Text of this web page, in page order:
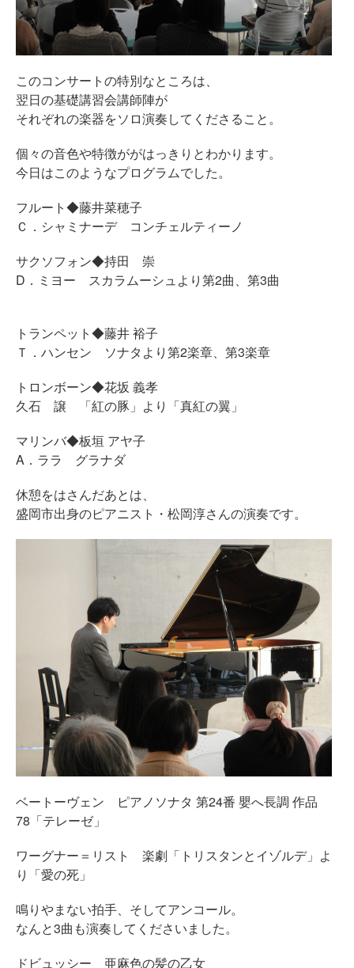
このコンサートの特別なところは、
翌日の基礎講習会講師陣が
それぞれの楽器をソロ演奏してくださること。
個々の音色や特徴ががはっきりとわかります。
今日はこのようなプログラムでした。
フルート◆藤井菜穂子
Ｃ．シャミナーデ コンチェルティーノ
サクソフォン◆持田 崇
D．ミヨー スカラムーシュより第2曲、第3曲
トランペット◆藤井 裕子
Ｔ．ハンセン ソナタより第2楽章、第3楽章
トロンボーン◆花坂 義孝
久石 譲 「紅の豚」より「真紅の翼」
マリンバ◆板垣 アヤ子
A．ララ グラナダ
休憩をはさんだあとは、
盛岡市出身のピアニスト・松岡淳さんの演奏です。
ベートーヴェン ピアノソナタ 第24番 嬰へ長調 作品
78「テレーゼ」
ワーグナー＝リスト 楽劇「トリスタンとイゾルデ」よ
り「愛の死」
鳴りやまない拍手、そしてアンコール。
なんと3曲も演奏してくださいました。
ドビュッシー 亜麻色の髪の乙女